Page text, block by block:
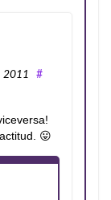
2011 #
😛